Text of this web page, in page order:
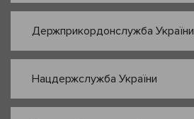
Держприкордонслужба України
Нацдержслужба України